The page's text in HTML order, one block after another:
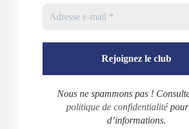
Nous ne spammons pas !
politique de confidentialitépour
d’informations.